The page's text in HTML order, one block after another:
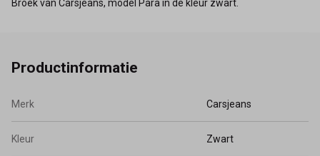
Broek van Carsjeans, model Para in de kleur zwart.
Productinformatie
Merk Carsjeans
Kleur Zwart